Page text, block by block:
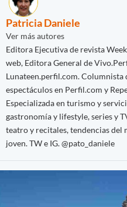
Patricia Daniele
Ver más autores
Editora Ejecutiva de revista
web, Editora General de
Lunateen.perfil.com. Columnista
espectáculos en Perfil.com y
Especializada en turismo y
gastronomía y lifestyle, series y
teatro y recitales, tendencias del
joven. TW e IG. @pato_daniele